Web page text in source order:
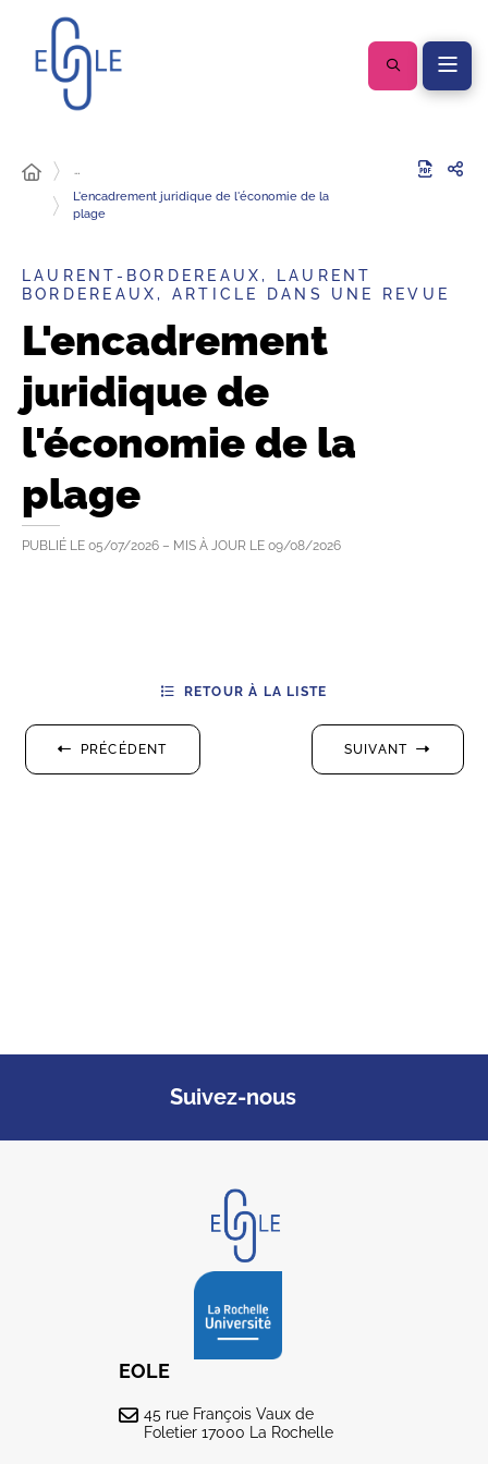
…
L'encadrement juridique de l'économie de la
plage
LAURENT-BORDEREAUX, LAURENT
BORDEREAUX, ARTICLE DANS UNE REVUE
L'encadrement
juridique de
l'économie de la
plage
PUBLIÉ LE 05/07/2026 – MIS À JOUR LE 09/08/2026
PRÉCÉDENT
RETOUR À LA LISTE
SUIVANT
Suivez-nous
EOLE
45 rue François Vaux de
Foletier 17000 La Rochelle